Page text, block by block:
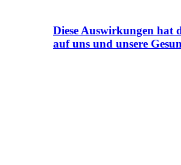
Diese Auswirkungen hat
auf uns und unsere